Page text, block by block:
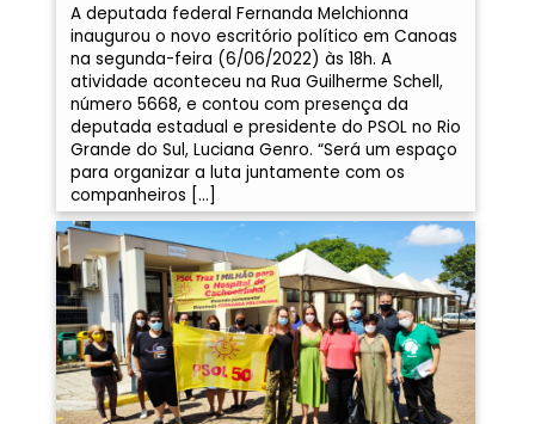
A deputada federal Fernanda Melchionna
inaugurou o novo escritório político em Canoas
na segunda-feira (6/06/2022) às 18h. A
atividade aconteceu na Rua Guilherme Schell,
número 5668, e contou com presença da
deputada estadual e presidente do PSOL no Rio
Grande do Sul, Luciana Genro. “Será um espaço
para organizar a luta juntamente com os
companheiros […]